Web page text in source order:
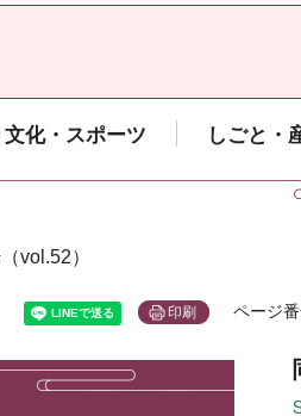
化・スポーツ しごと・
vol.52）
印刷 ページ